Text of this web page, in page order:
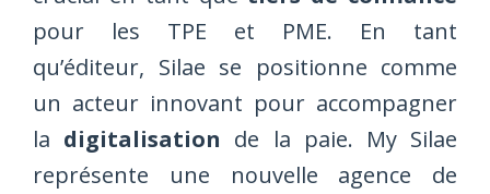
pour les TPE et PME. En tant
qu’éditeur, Silae se positionne comme
un acteur innovant pour accompagner
la digitalisation de la paie. My Silae
représente une nouvelle agence de